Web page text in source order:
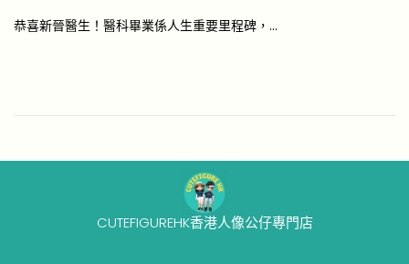
s
n
2
-
7
恭喜新晉醫生！醫科畢業係人生重要里程碑，…
CUTEFIGUREHK香港人像公仔專門店